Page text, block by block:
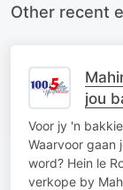
Other recent
jou
Voor jy 'n
Waarvoor gaan
word? Hein le
verkope by